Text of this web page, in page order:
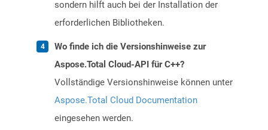
sondern hilft auch bei der Installation der
erforderlichen Bibliotheken.
Wo finde ich die Versionshinweise zur
Aspose.Total Cloud-API für C++?
Vollständige Versionshinweise können unter
Aspose.Total Cloud Documentation
eingesehen werden.